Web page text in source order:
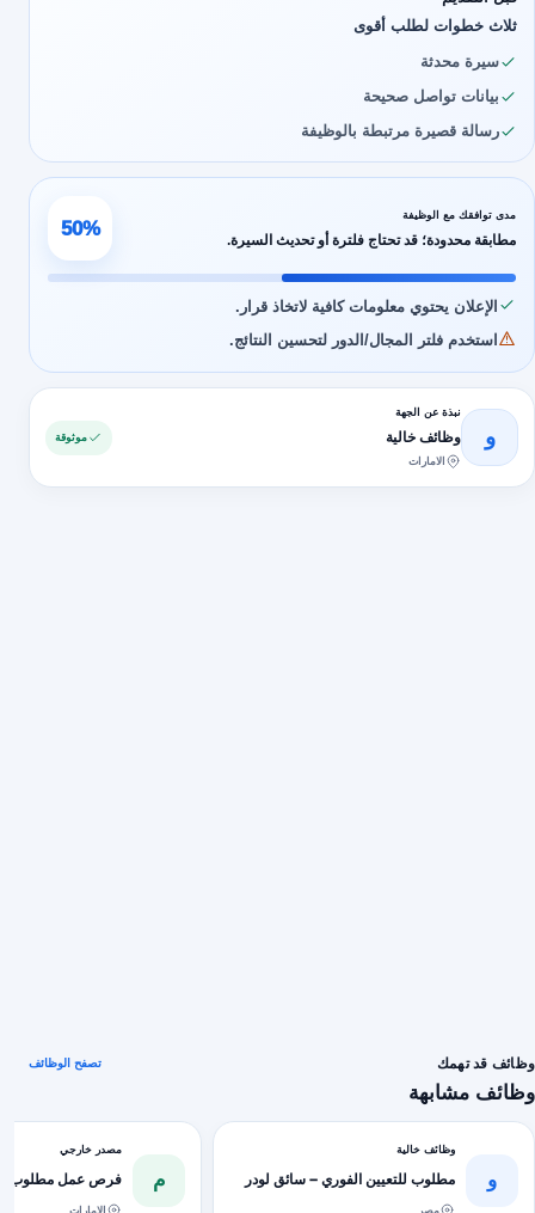
ثلاث خطوات لطلب أقوى
سيرة محدثة
بيانات تواصل صحيحة
رسالة قصيرة مرتبطة بالوظيفة
مدى توافقك مع الوظيفة
مطابقة محدودة؛ قد تحتاج فلترة أو تحديث السيرة. 50%
الإعلان يحتوي معلومات كافية لاتخاذ قرار.
استخدم فلتر المجال/الدور لتحسين النتائج.
و
نبذة عن الجهة
وظائف خالية
الامارات
موثوقة
وظائف قد تهمك
وظائف مشابهة
تصفح الوظائف
و
وظائف خالية
مطلوب للتعيين الفوري – سائق لودر م
مصدر خارجي
فرص عمل مطلوب